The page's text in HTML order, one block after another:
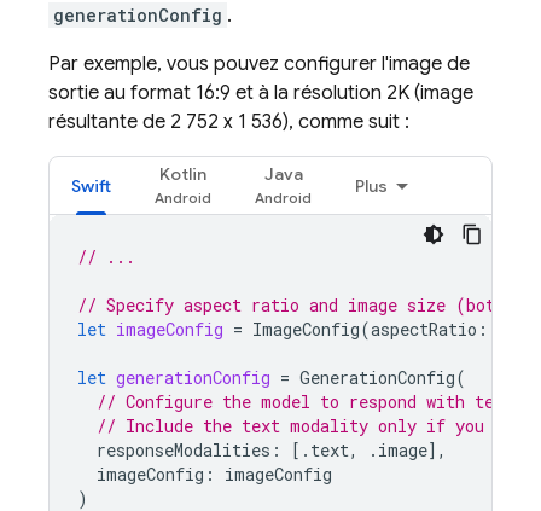
generationConfig .
Par exemple, vous pouvez configurer l'image de
sortie au format 16:9 et à la résolution 2K (image
résultante de 2 752 x 1 536), comme suit :
Swift
Kotlin Java
Plus
// ...
// Specify aspect ratio and image size (both
let imageConfig = ImageConfig(aspectRatio :
let generationConfig = GenerationConfig(
// Configure the model to respond with text
// Include the text modality only if you want
responseModalities : [. text, . image],
imageConfig :
imageConfig
)